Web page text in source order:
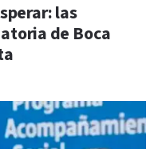
las
de Boca